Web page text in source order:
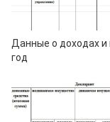
Данные о доходах
год